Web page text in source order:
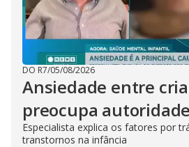
DO R7/05/08/2026
Ansiedade entre
preocupa
Especialista explica os fatores por
transtornos na infância